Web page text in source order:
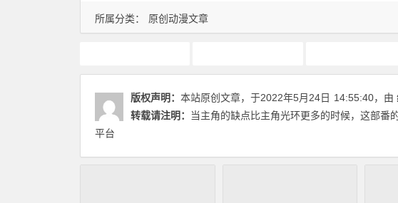
所属分类： 原创动漫文章
版权声明： 本站原创文章，于2022年5月24日 14:55:40，由
转载请注明：
当主角的缺点比主角光环更多的时候，这部番
平台